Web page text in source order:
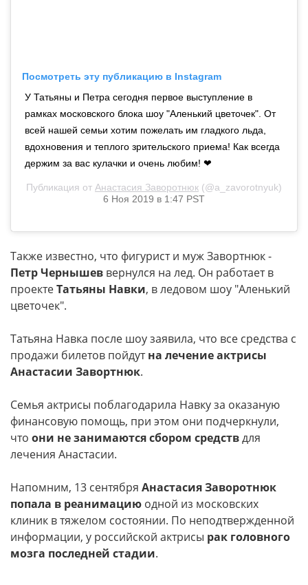
Посмотреть эту публикацию в Instagram
У Татьяны и Петра сегодня первое выступление в
рамках московского блока шоу "Аленький цветочек". От
всей нашей семьи хотим пожелать им гладкого льда,
вдохновения и теплого зрительского приема! Как всегда
держим за вас кулачки и очень любим! ❤
Публикация от Анастасия Заворотнюк (@a_zavorotnyuk)
6 Ноя 2019 в 1:47 PST
Также известно, что фигурист и муж Завортнюк -
Петр Чернышев вернулся на лед. Он работает в
проектеТатьяны Навки, в ледовом шоу "Аленький
цветочек".
Татьяна Навка после шоу заявила, что все средства с
продажи билетов пойдутна лечение актрисы
Анастасии Завортнюк.
Семья актрисы поблагодарила Навку за оказаную
финансовую помощь, при этом они подчеркнули,
что они не занимаются сбором средствдля
лечения Анастасии.
Напомним, 13 сентября Анастасия Заворотнюк
попала в реанимацию одной из московских
клиник в тяжелом состоянии. По неподтвержденной
информации, у российской актрисы рак головного
мозга последней стадии.